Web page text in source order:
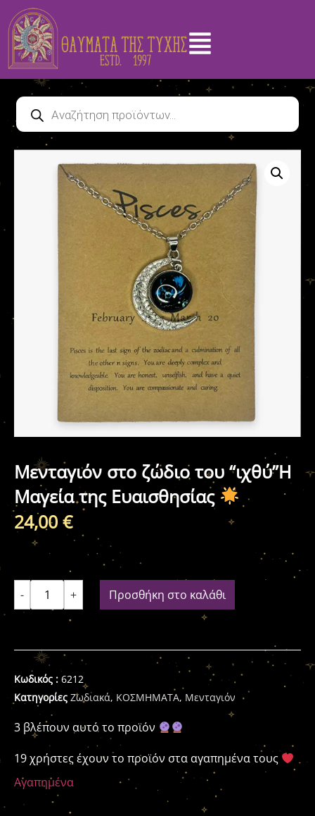
Μενταγιόν στο ζώδιο του “ιχθύ”Η
Μαγεία της Ευαισθησίας
24,00 €
- + Προσθήκη στο καλάθι
Κωδικός : 6212
Κατηγορίες Ζωδιακά, ΚΟΣΜΗΜΑΤΑ, Μενταγιόν
3 βλέπουν αυτό το προϊόν
19 χρήστες έχουν το προϊόν στα αγαπημένα τους
Αγαπημένα